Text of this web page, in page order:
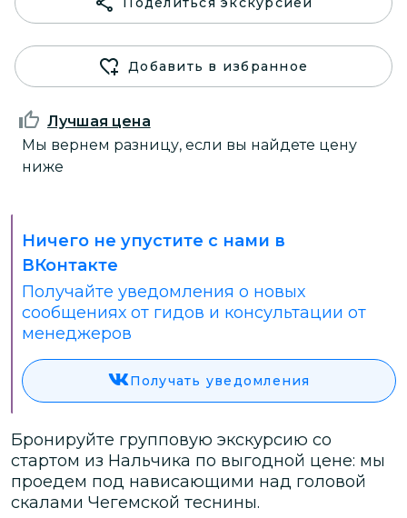
Добавить в избранное
Лучшая цена
Мы вернем разницу, если вы найдете цену
ниже
Ничего не упустите с нами в
ВКонтакте
Получайте уведомления о новых
сообщениях от гидов и консультации от
менеджеров
Получать уведомления
Бронируйте групповую экскурсию со
стартом из Нальчика по выгодной цене: мы
проедем под нависающими над головой
скалами Чегемской теснины.